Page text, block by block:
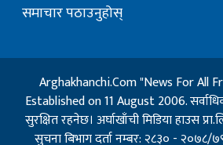
समाचार पठाउनुहोस्
Arghakhanchi.Com "News For All
Established on 11 August 2006.
सुरक्षित रहनेछ। अर्घाखाँची मिडिया हाउस
सुचना बिभाग दर्ता नम्बर: २८३० - २०७८/